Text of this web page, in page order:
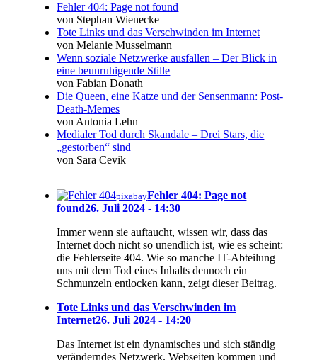
Fehler 404: Page not found
von Stephan Wienecke
Tote Links und das Verschwinden im Internet
von Melanie Musselmann
Wenn soziale Netzwerke ausfallen – Der Blick in
eine beunruhigende Stille
von Fabian Donath
Die Queen, eine Katze und der Sensenmann: Post-
Death-Memes
von Antonia Lehn
Medialer Tod durch Skandale – Drei Stars, die
„gestorben“ sind
von Sara Cevik
pixabayFehler 404: Page not
found26. Juli 2024 - 14:30
Immer wenn sie auftaucht, wissen wir, dass das
Internet doch nicht so unendlich ist, wie es scheint:
die Fehlerseite 404. Wie so manche IT-Abteilung
uns mit dem Tod eines Inhalts dennoch ein
Schmunzeln entlocken kann, zeigt dieser Beitrag.
Tote Links und das Verschwinden im
Internet26. Juli 2024 - 14:20
Das Internet ist ein dynamisches und sich ständig
veränderndes Netzwerk. Webseiten kommen und